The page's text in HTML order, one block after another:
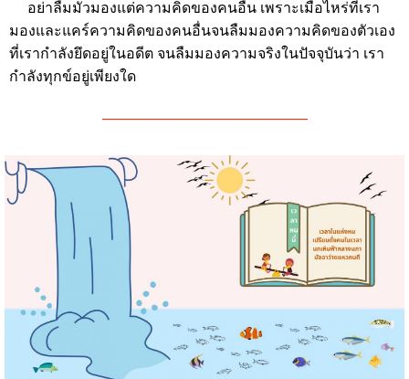
อย่าลืมมัวมองแต่ความคิดของคนอื่น เพราะเมื่อไหร่ที่เรา
มองและแคร์ความคิดของคนอื่นจนลืมมองความคิดของตัวเอง
ที่เรากำลังยึดอยู่ในอดีต จนลืมมองความจริงในปัจจุบันว่า เรา
กำลังทุกข์อยู่เพียงใด
———————————————